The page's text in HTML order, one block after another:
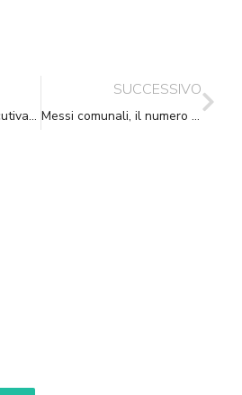
Riunione Giunta Esecutiva del 28 Gennaio 2023
SUCCESSIVO
Messi comunali, il numero dipende dalla posta da consegnare